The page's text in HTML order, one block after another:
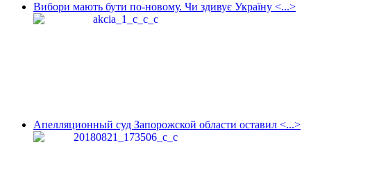
Вибори мають бути по-новому. Чи здивує Україну <...>
Апелляционный суд Запорожской области оставил <...>